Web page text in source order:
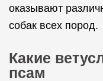
оказывают
собак всех пород.
Какие
псам